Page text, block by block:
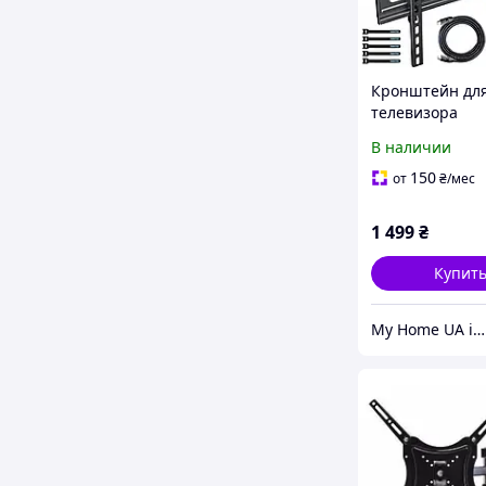
Кронштейн
телевизора
MF400EU-V03
настенное
400х400
В наличии
от 150₴/мес
1 499₴
Купить
My Home UA інтернет магазин товарів для дому